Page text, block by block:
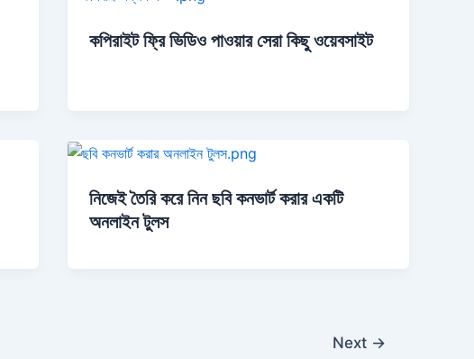
কপিরাইট ফ্রি ভিডিও পাওয়ার সেরা কিছু ওয়েবসাইট
নিজেই তৈরি করে নিন ছবি কনভার্ট করার একটি
অনলাইন টুলস
Next →